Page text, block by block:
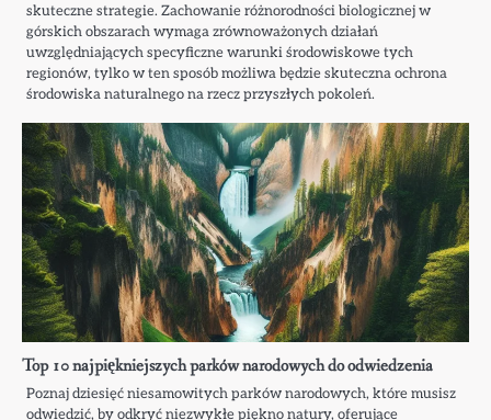
skuteczne strategie. Zachowanie różnorodności biologicznej w
górskich obszarach wymaga zrównoważonych działań
uwzględniających specyficzne warunki środowiskowe tych
regionów, tylko w ten sposób możliwa będzie skuteczna ochrona
środowiska naturalnego na rzecz przyszłych pokoleń.
Top 10 najpiękniejszych parków narodowych do odwiedzenia
Poznaj dziesięć niesamowitych parków narodowych, które musisz
odwiedzić, by odkryć niezwykłe piękno natury, oferujące